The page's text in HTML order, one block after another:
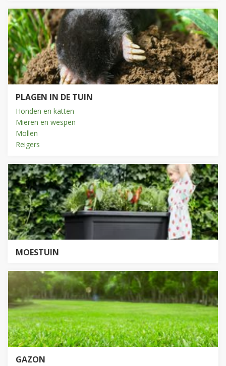
PLAGEN IN DE TUIN
Honden en katten
Mieren en wespen
Mollen
Reigers
MOESTUIN
GAZON